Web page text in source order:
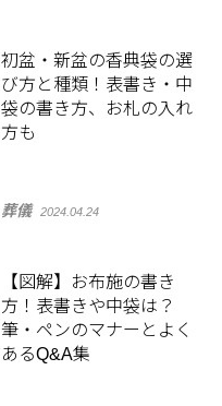
初盆・新盆の香典袋の選
び方と種類！表書き・中
袋の書き方、お札の入れ
方も
葬儀 2024.04.24
【図解】お布施の書き
方！表書きや中袋は？
筆・ペンのマナーとよく
あるQ&A集